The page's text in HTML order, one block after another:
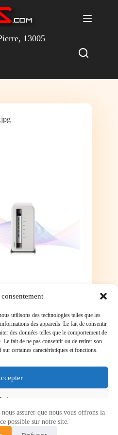
utilisons des technologies telles que les
des appareils. Le fait de consentir
des données telles que le comportement de
fait de ne pas consentir ou de retirer son
certaines caractéristiques et fonctions.
préférences
assurer que nous vous offrons la
possible sur notre site.
13005
publier un commentaire.